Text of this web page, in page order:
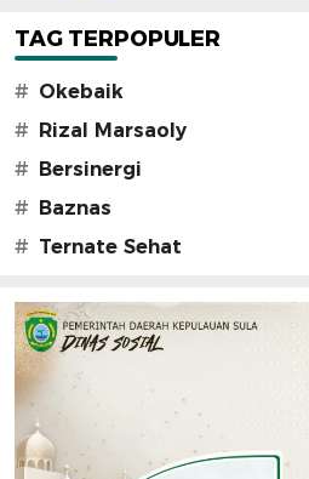
TAG TERPOPULER
# Okebaik
#
Rizal Marsaoly
#
Bersinergi
#
Baznas
# Ternate Sehat